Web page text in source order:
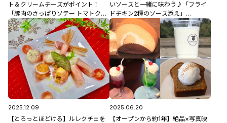
ト＆クリームチーズがポイント！
「豚肉のさっぱりソテー トマトクリ
ームチーズのせ」8/5(水)放送 中島
先生のレシピ
いソースと一緒に味わう♪「フライ
ドチキン2種のソース添え」
12/23(火)放送 中島先生のレシピ
2025.12.09
【とろっとほどける】ルレクチェを
2025.06.20
【オープンから約1年】絶品×写真映